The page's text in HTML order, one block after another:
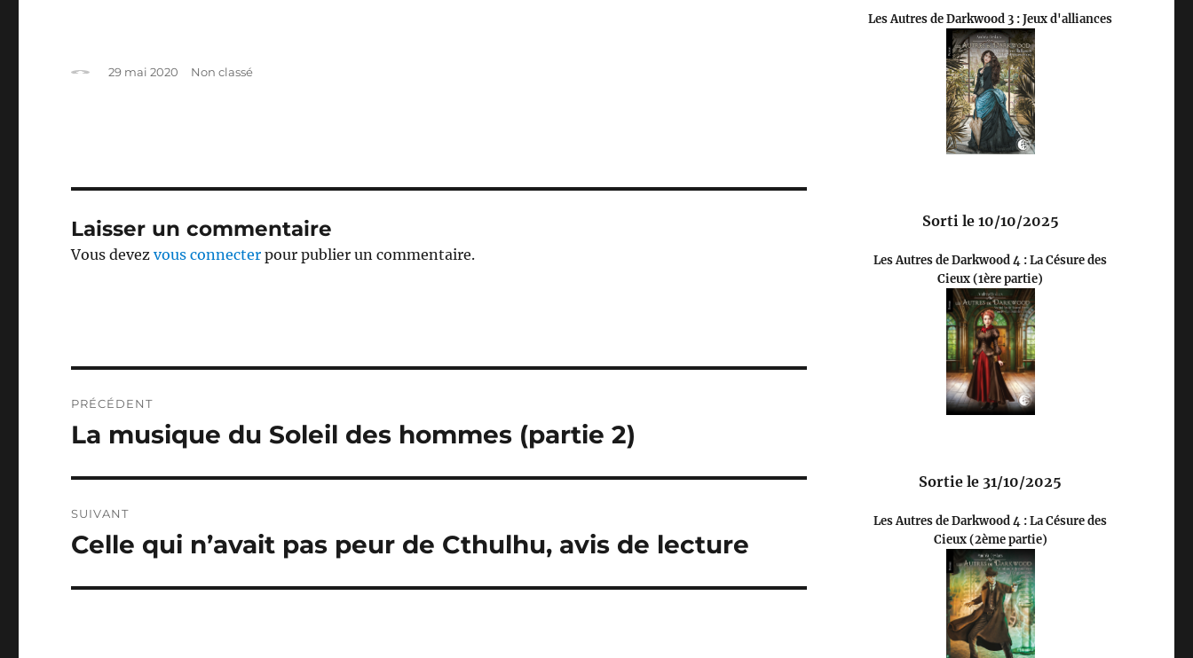
Auteur
Publié
29 mai 2020 Catégories
Non classé
Laisser un commentaire
Vous devezvous connecter pour publier un commentaire.
de
PRÉCÉDENT
Publication
La musique du Soleil des hommes (partie 2)
SUIVANT
Publication
Celle qui n’avait pas peur de Cthulhu, avis de lecture
Les Autres de Darkwood 3 : Jeux d'alliances
Sorti le 10/10/2025
Les Autres de Darkwood 4 : La Césure des
Cieux (1ère partie)
Sortie le 31/10/2025
Les Autres de Darkwood 4 : La Césure des
Cieux (2ème partie)